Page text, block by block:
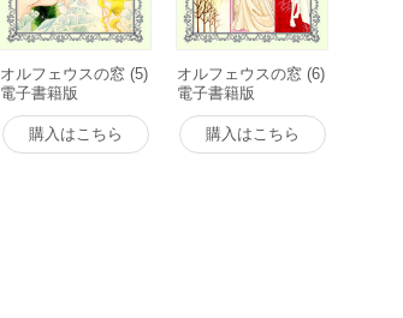
オルフェウスの窓 (5)
電子書籍版
購入はこちら
オルフェウスの窓 (6)
電子書籍版
購入はこちら